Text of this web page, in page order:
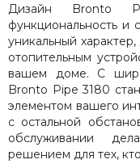
Дизайн Bronto
функциональность и
уникальный
отопительным
вашем доме. С
Bronto Pipe 3180
элементом вашего
с остальной
обслуживании
решением для тех,